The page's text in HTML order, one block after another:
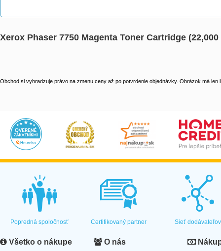
Xerox Phaser 7750 Magenta Toner Cartridge (22,000
Obchod si vyhradzuje právo na zmenu ceny až po potvrdenie objednávky. Obrázok má len
Popredná spoločnosť Certifikovaný partner Sieť dodávateľov
Všetko o nákupe O nás